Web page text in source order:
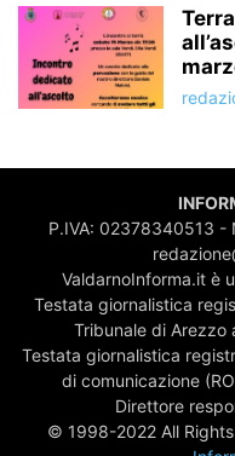
P.IVA: 02378340513 -
ValdarnoInforma.it è
Testata giornalistica
Tribunale di
Testata giornalistica
di comunicazione
Direttore
© 1998-2022 All